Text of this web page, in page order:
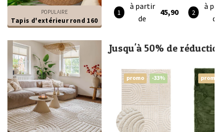
POPULAIRE
Tapis d'extérieur rond 160
à partir
de
45,90
à
de
Jusqu'à 50% de
promo -33% promo